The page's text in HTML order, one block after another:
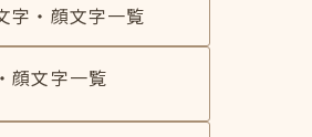
字・顔文字一覧
顔文字一覧